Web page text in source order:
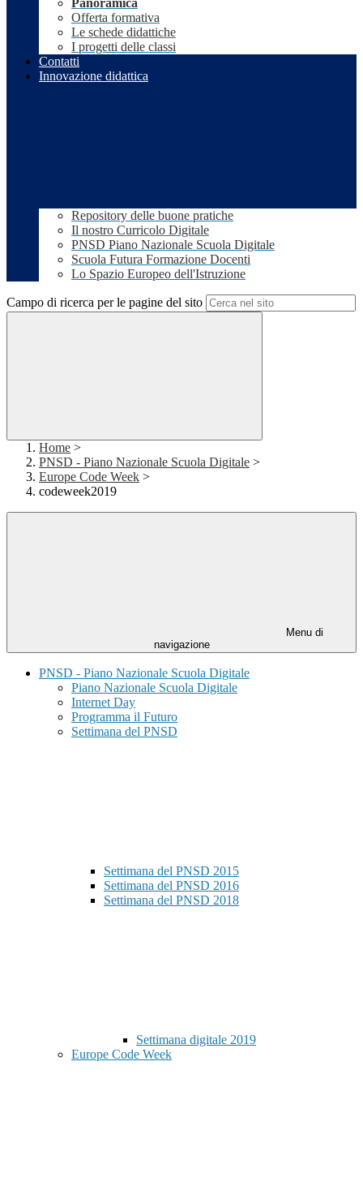
Panoramica
Offerta formativa
Le schede didattiche
I progetti delle classi
Contatti
Innovazione didattica
Repository delle buone pratiche
Il nostro Curricolo Digitale
PNSD Piano Nazionale Scuola Digitale
Scuola Futura Formazione Docenti
Lo Spazio Europeo dell'Istruzione
Campo di ricerca per le pagine del sito
Home >
PNSD - Piano Nazionale Scuola Digitale >
Europe Code Week >
codeweek2019
Menu di
navigazione
PNSD - Piano Nazionale Scuola Digitale
Piano Nazionale Scuola Digitale
Internet Day
Programma il Futuro
Settimana del PNSD
Settimana del PNSD 2015
Settimana del PNSD 2016
Settimana del PNSD 2018
Settimana digitale 2019
Europe Code Week